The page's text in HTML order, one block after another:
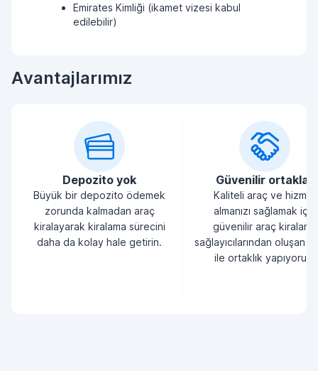
Emirates Kimliği (ikamet vizesi kabul
edilebilir)
Avantajlarımız
Depozito yok
Büyük bir depozito ödemek
zorunda kalmadan araç
kiralayarak kiralama sürecini
daha da kolay hale getirin.
Güvenilir ortaklar
Kaliteli araç ve hizmet
almanızı sağlamak için
güvenilir araç kiralama
sağlayıcılarından oluşan
ile ortaklık yapıyoruz.